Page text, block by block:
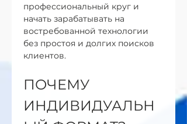
профессиональный круг и
начать зарабатывать на
востребованной технологии
без простоя и долгих поисков
клиентов.
ПОЧЕМУ
ИНДИВИДУАЛЬН